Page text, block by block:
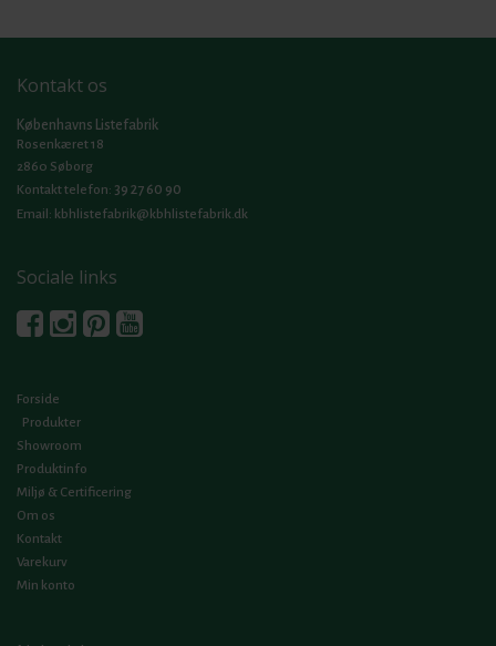
Kontakt os
Københavns Listefabrik
Rosenkæret 18
2860 Søborg
Kontakt telefon: 39 27 60 90
Email: kbhlistefabrik@kbhlistefabrik.dk
Sociale links
Forside
Produkter
Showroom
Produktinfo
Miljø & Certificering
Om os
Kontakt
Varekurv
Min konto